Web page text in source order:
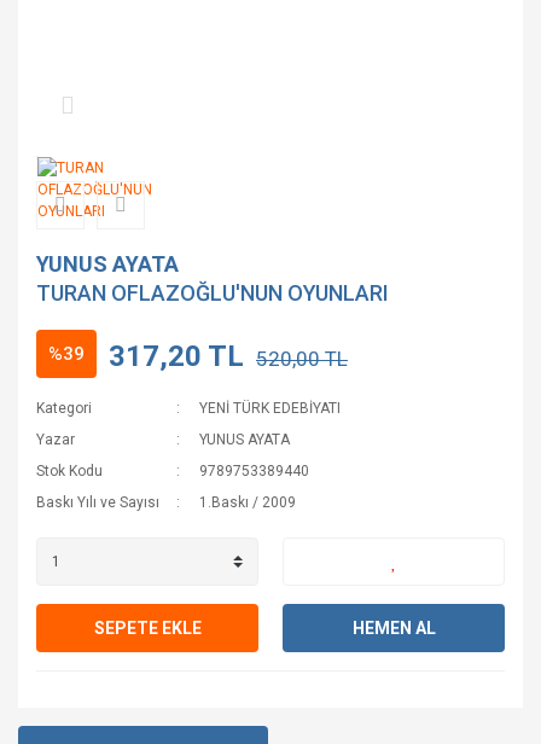
YUNUS AYATA
TURAN OFLAZOĞLU'NUN OYUNLARI
%39 317,20 TL 520,00 TL
Kategori
YENİ TÜRK EDEBİYATI
Yazar
YUNUS AYATA
Stok Kodu
9789753389440
Baskı Yılı ve Sayısı
1.Baskı / 2009
SEPETE EKLE HEMEN AL